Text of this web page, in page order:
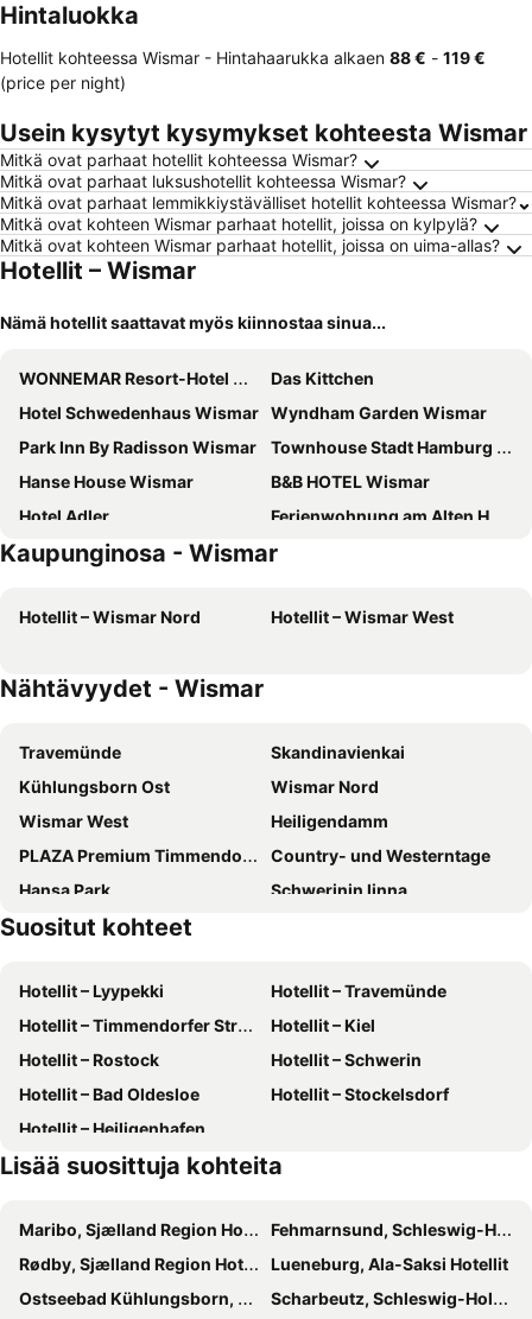
Hintaluokka
Hotellit kohteessa Wismar - Hintahaarukka alkaen ‎88 € - ‎119 €
(price per night)
Usein kysytyt kysymykset kohteesta Wismar
Mitkä ovat parhaat hotellit kohteessa Wismar?
Mitkä ovat parhaat luksushotellit kohteessa Wismar?
Mitkä ovat parhaat lemmikkiystävälliset hotellit kohteessa Wismar?
Mitkä ovat kohteen Wismar parhaat hotellit, joissa on kylpylä?
Mitkä ovat kohteen Wismar parhaat hotellit, joissa on uima-allas?
Hotellit – Wismar
Nämä hotellit saattavat myös kiinnostaa sinua...
WONNEMAR Resort-Hotel Wismar
Das Kittchen
Hotel Schwedenhaus Wismar Wyndham Garden Wismar
Park Inn By Radisson Wismar
Townhouse Stadt Hamburg Wismar
Hanse House Wismar
B&B HOTEL Wismar
Hotel Adler
Ferienwohnung am Alten Hafen
Landhaus Streeck
Hotel Seeblick Wismar
Hotel Zierow - Urlaub an der Ostsee
Hotel Willert
CASILINO Hotel A 20 Wismar
Hotel Am Alten Hafen
Hotel New Orleans
Hotel Reuterhaus Wismar
Hotel Knöpel
Denkmal 13
Hotel Seewisch
Alcor Hotel Feriendorf an der Ostsee
Lindner Hotel Boltenhagen, part of JdV by Hyatt
Pension Kühne
Kaupunginosa - Wismar
Hotellit – Wismar Nord Hotellit – Wismar West
Nähtävyydet - Wismar
Travemünde
Skandinavienkai
Kühlungsborn Ost
Wismar Nord
Wismar West
Heiligendamm
PLAZA Premium Timmendorfer Strand
Country- und Westerntage
Hansa Park
Schwerinin linna
Bad Doberan
TT-Line
Schlutup
Universitätshauptgebäude Rostock
Travemünder Woche
Altstadt
St. Georgen
Stadthaus
Alter Schwede
Rathauskeller
Weihnachtsmarkt Wismar
Wismar Süd
Stadthalle Rostock
Stadtteil Wismar Ost
Kröpeliner-Tor-Vorstadt
Wismar Ost
Bahnhof Schwerin
Passat
Suositut kohteet
Hotellit – Lyypekki
Hotellit – Travemünde
Hotellit – Timmendorfer Strand
Hotellit – Kiel
Hotellit – Rostock
Hotellit – Schwerin
Hotellit – Bad Oldesloe
Hotellit – Stockelsdorf
Hotellit – Heiligenhafen
Lisää suosittuja kohteita
Maribo, Sjælland Region Hotellit
Fehmarnsund, Schleswig-Holstein Hotellit
Rødby, Sjælland Region Hotellit
Lueneburg, Ala-Saksi Hotellit
Ostseebad Kühlungsborn, Mecklenburg-Etu-Pommeri Hotellit
Scharbeutz, Schleswig-Holstein Hotellit